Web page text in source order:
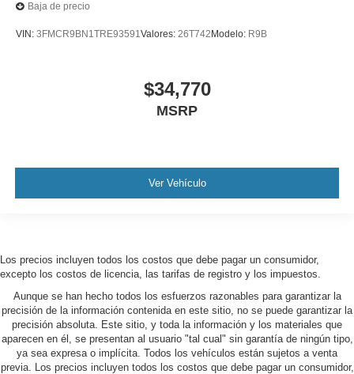
Baja de precio
VIN: 3FMCR9BN1TRE93591Valores: 26T742 Modelo: R9B
$34,770
MSRP
Ver Vehículo
Los precios incluyen todos los costos que debe pagar un consumidor,
excepto los costos de licencia, las tarifas de registro y los impuestos.
Aunque se han hecho todos los esfuerzos razonables para garantizar la
precisión de la información contenida en este sitio, no se puede garantizar la
precisión absoluta. Este sitio, y toda la información y los materiales que
aparecen en él, se presentan al usuario "tal cual" sin garantía de ningún tipo,
ya sea expresa o implícita. Todos los vehículos están sujetos a venta
previa. Los precios incluyen todos los costos que debe pagar un consumidor,